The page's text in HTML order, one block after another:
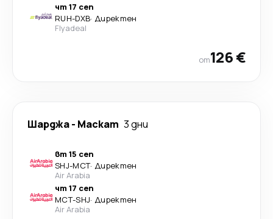
чт 17 сеп
RUH-DXB· Директен
Flyadeal
от126 €
Шарджа- Маскат 3 дни
вт 15 сеп
SHJ-MCT· Директен
Air Arabia
чт 17 сеп
MCT-SHJ· Директен
Air Arabia